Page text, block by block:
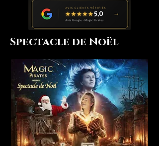
Spectacle de Noël